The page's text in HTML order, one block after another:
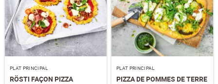
PLAT PRINCIPAL
RÖSTI FAÇON PIZZA
PLAT PRINCIPAL
PIZZA DE POMMES DE TERRE